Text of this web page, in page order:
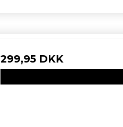
299,95 DKK